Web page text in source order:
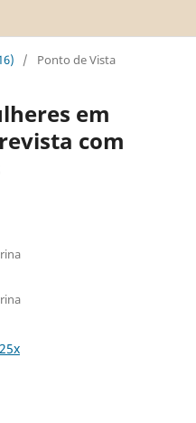
/ Ponto de Vista
em
com